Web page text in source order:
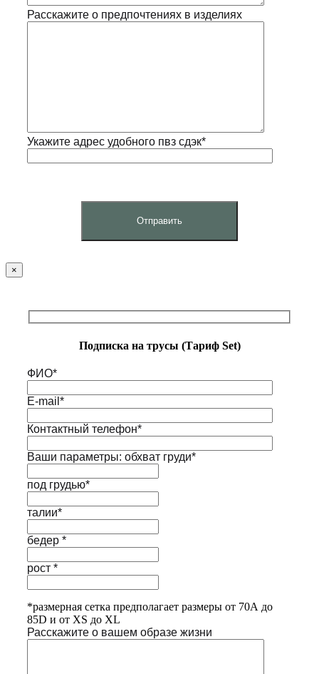
Расскажите о предпочтениях в изделиях
Укажите адрес удобного пвз сдэк*
×
Подписка на трусы (Тариф Set)
ФИО*
E-mail*
Контактный телефон*
Ваши параметры: обхват груди*
под грудью*
талии*
бедер *
рост *
*размерная сетка предполагает размеры от 70А до
85D и от XS до XL
Расскажите о вашем образе жизни